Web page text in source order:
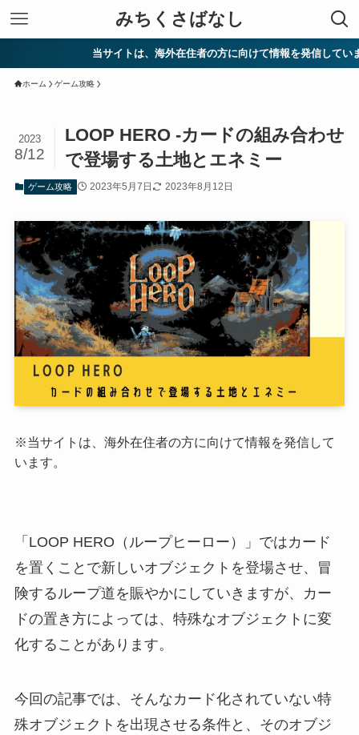
みちくさばなし
当サイトは、海外在住者の方に向けて情報を発信しています。
ホーム ゲーム攻略
LOOP HERO -カードの組み合わせ
で登場する土地とエネミー
2023
8/12
ゲーム攻略 2023年5月7日 2023年8月12日
※当サイトは、海外在住者の方に向けて情報を発信して
います。
「LOOP HERO（ループヒーロー）」 ではカード
を置くことで新しいオブジェクトを登場させ、冒
険するループ道を賑やかにしていきますが、
カー
ドの置き方によっては、特殊なオブジェクトに変
化することがあります。
今回の記事では、そんなカード化されていない特
殊オブジェクトを出現させる条件と、そのオブジ